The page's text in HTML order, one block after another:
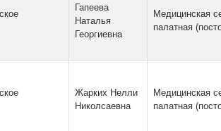
Гапеева
Наталья
Георгиевна
Медицинская
палатная
Жарких Нелли
Николсаевна
Медицинская
палатная